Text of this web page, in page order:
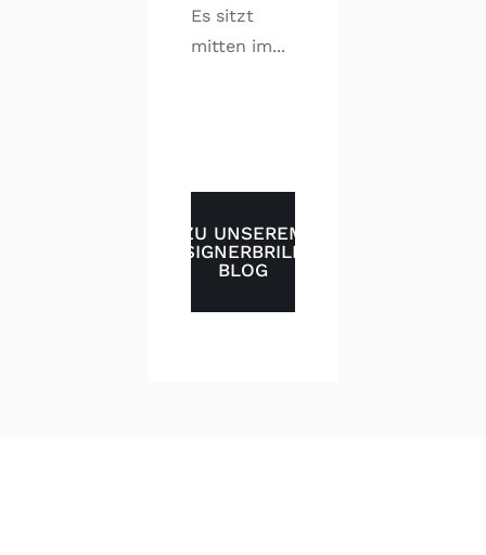
Es sitzt
mitten im...
ZU UNSEREM
DESIGNERBRILLEN
BLOG